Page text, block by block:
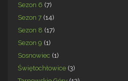
Sezon 6 (7)
Sezon 7 (14)
Sezon 8 (17)
Sezon 9 (1)
Sosnowiec (1)
Świętochłowice (3)